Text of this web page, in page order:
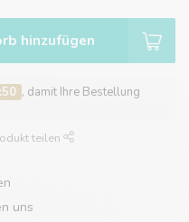
hinzufügen
, damit Ihre Bestellung
teilen
uns